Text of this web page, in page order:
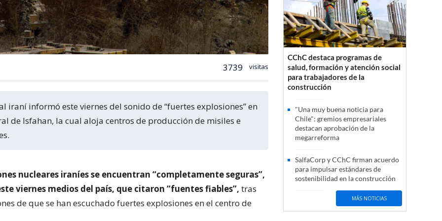
3739 visitas
de Isfahan, la cual aloja centros de producción de misiles e
nucleares iraníes se encuentran “completamente seguras”,
viernes medios del país, que citaron “fuentes fiables”, tras
de que se han escuchado fuertes explosiones en el centro de
CChC destaca programas de
salud, formación y atención social
para trabajadores de la
construcción
"Una muy buena noticia para
Chile": gremios empresariales
destacan aprobación de la
megarreforma
SalfaCorp y CChC firman acuerdo
para impulsar estándares de
sostenibilidad en la construcción
MÁS NOTICIAS